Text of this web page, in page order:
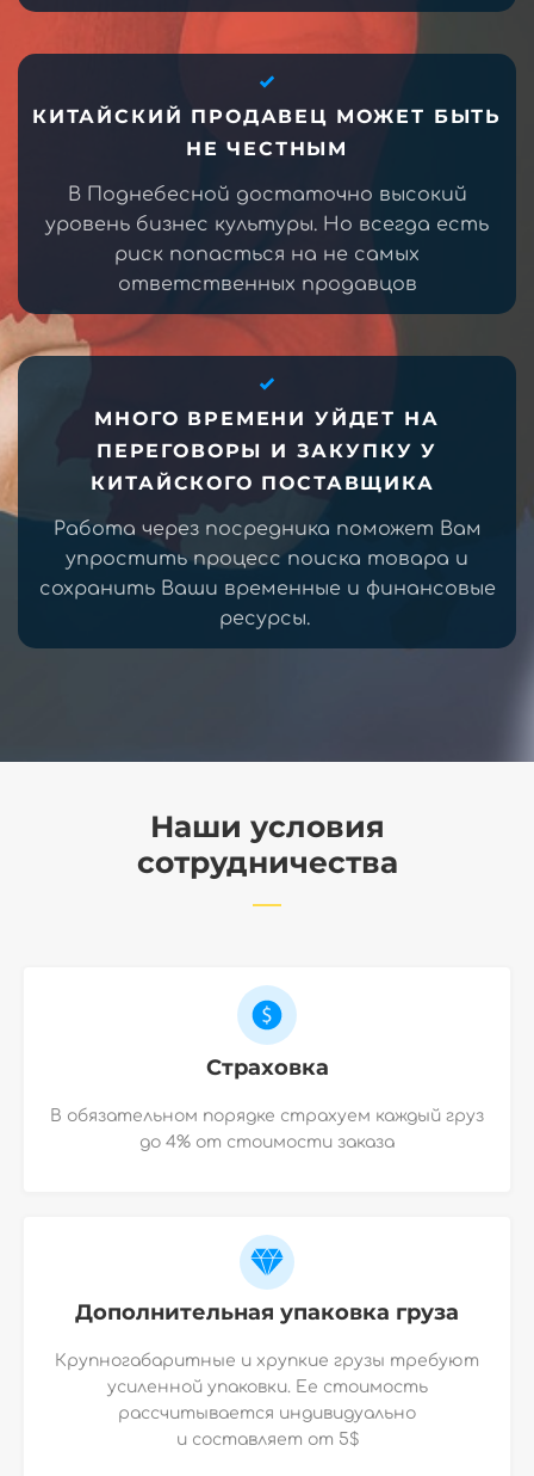
КИТАЙСКИЙ ПРОДАВЕЦ МОЖЕТ БЫТЬ
НЕ ЧЕСТНЫМ
В Поднебесной достаточно высокий
уровень бизнес культуры. Но всегда есть
риск попасться на не самых
ответственных продавцов
МНОГО ВРЕМЕНИ УЙДЕТ НА
ПЕРЕГОВОРЫ И ЗАКУПКУ У
КИТАЙСКОГО ПОСТАВЩИКА
Работа через посредника поможет Вам
упростить процесс поиска товара и
сохранить Ваши временные и финансовые
ресурсы.
Наши условия
сотрудничества
Страховка
В обязательном порядке страхуем каждый груз
до 4% от стоимости заказа
Дополнительная упаковка груза
Крупногабаритные и хрупкие грузы требуют
усиленной упаковки. Ее стоимость
рассчитывается индивидуально
и составляет от 5$